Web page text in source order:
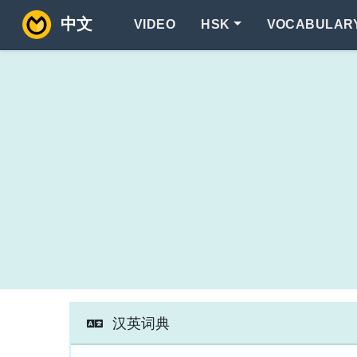
中文 VIDEO HSK
汉英词典